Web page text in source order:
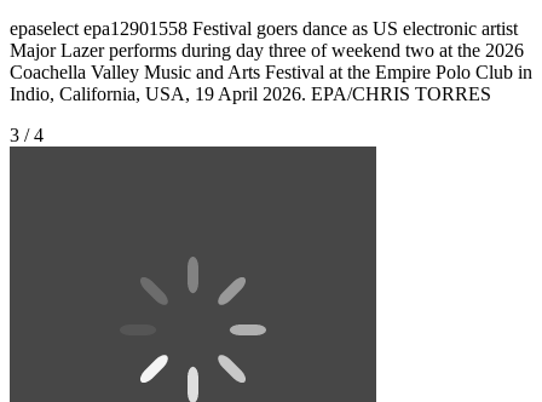
epaselect epa12901558 Festival goers dance as US electronic artist
Major Lazer performs during day three of weekend two at the 2026
Coachella Valley Music and Arts Festival at the Empire Polo Club in
Indio, California, USA, 19 April 2026. EPA/CHRIS TORRES
3 / 4